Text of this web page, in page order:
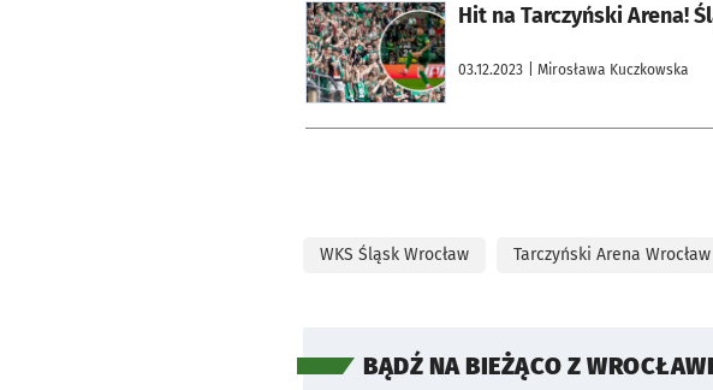
Hit na Tarczyński Arena!
03.12.2023 | Mirosława Kuczkowska
otworzy się w nowej karcie
WKS Śląsk Wrocław Tarczyński Arena Wrocław
BĄDŹ NA BIEŻĄCO Z